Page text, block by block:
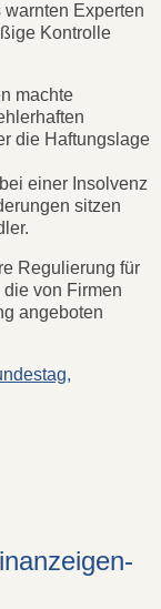
Experten
Kontrolle
machte
die Haftungslage
einer Insolvenz
sitzen
Regulierung für
von Firmen
angeboten